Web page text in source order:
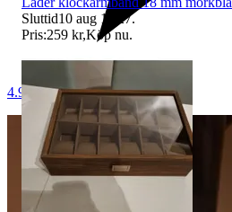
4.9
Sluttid10 aug 11:27.
Pris:259 kr,Köp nu.